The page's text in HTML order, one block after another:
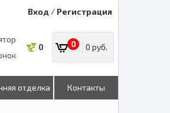
Вход / Регистрация
0 0 0 руб.
отделка Контакты